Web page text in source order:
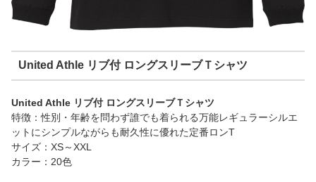
United Athle リブ付 ロングスリーブＴシャツ
United Athle リブ付 ロングスリーブＴシャツ
特徴：性別・年齢を問わず誰でも着られる万能レギュラーシルエ
ットにシンプルながらも耐久性に優れた定番ロンT
サイズ：XS～XXL
カラー：20色